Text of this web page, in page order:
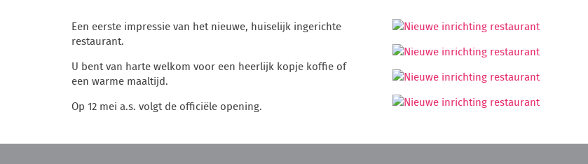
Een eerste impressie van het nieuwe, huiselijk ingerichte
restaurant.
U bent van harte welkom voor een heerlijk kopje koffie of
een warme maaltijd.
Op 12 mei a.s. volgt de officiële opening.